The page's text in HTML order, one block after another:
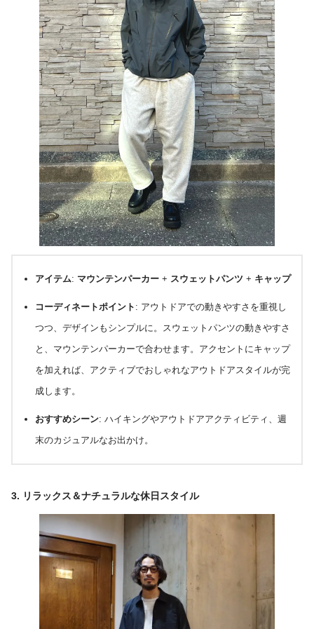
アイテム: マウンテンパーカー + スウェットパンツ + キャップ
コーディネートポイント : アウトドアでの動きやすさを重視し
つつ、デザインもシンプルに。スウェットパンツの動きやすさ
と、マウンテンパーカーで合わせます。アクセントにキャップ
を加えれば、アクティブでおしゃれなアウトドアスタイルが完
成します。
おすすめシーン: ハイキングやアウトドアアクティビティ、週
末のカジュアルなお出かけ。
3. リラックス＆ナチュラルな休日スタイル